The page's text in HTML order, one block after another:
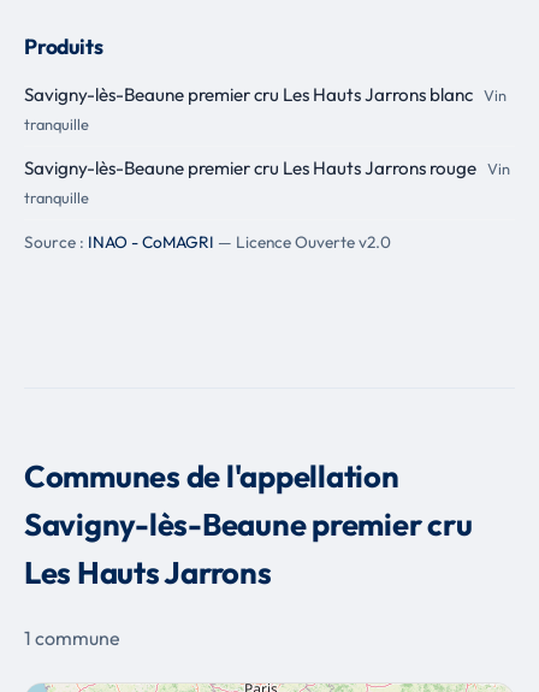
Produits
Savigny-lès-Beaune premier cru Les Hauts Jarrons blanc Vin
tranquille
Savigny-lès-Beaune premier cru Les Hauts Jarrons rouge Vin
tranquille
Source : INAO - CoMAGRI — Licence Ouverte v2.0
Communes de l'appellation
Savigny-lès-Beaune premier cru
Les Hauts Jarrons
1 commune